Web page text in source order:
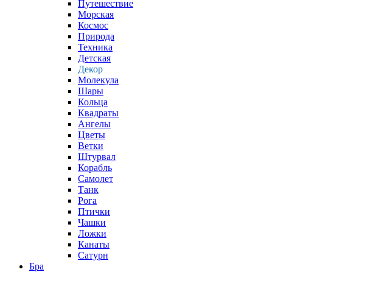
Путешествие
Морская
Космос
Природа
Техника
Детская
Декор
Молекула
Шары
Кольца
Квадраты
Ангелы
Цветы
Ветки
Штурвал
Корабль
Самолет
Танк
Рога
Птички
Чашки
Ложки
Канаты
Сатурн
Бра